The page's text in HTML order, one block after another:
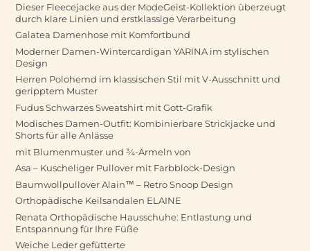
Dieser Fleecejacke aus der ModeGeist-Kollektion überzeugt
durch klare Linien und erstklassige Verarbeitung
Galatea Damenhose mit Komfortbund
Moderner Damen-Wintercardigan YARINA im stylischen
Design
Herren Polohemd im klassischen Stil mit V-Ausschnitt und
geripptem Muster
Fudus Schwarzes Sweatshirt mit Gott-Grafik
Modisches Damen-Outfit: Kombinierbare Strickjacke und
Shorts für alle Anlässe
mit Blumenmuster und ¾-Ärmeln von
Asa – Kuscheliger Pullover mit Farbblock-Design
Baumwollpullover Alain™ – Retro Snoop Design
Orthopädische Keilsandalen ELAINE
Renata Orthopädische Hausschuhe: Entlastung und
Entspannung für Ihre Füße
Weiche Leder gefütterte